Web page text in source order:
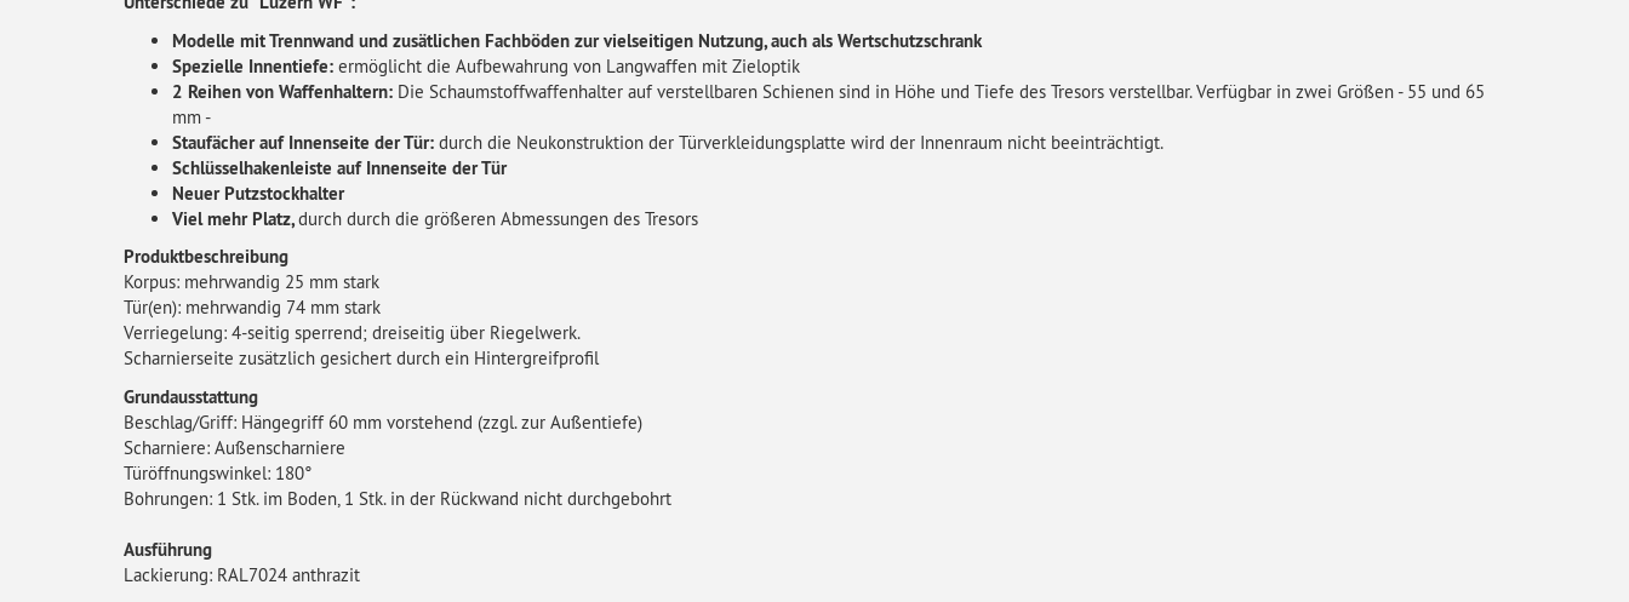
Modelle mit Trennwand und zusätlichen Fachböden zur vielseitigen Nutzung, auch als Wertschutzschrank
Spezielle Innentiefe: ermöglicht die Aufbewahrung von Langwaffen mit Zieloptik
2 Reihen von Waffenhaltern: Die Schaumstoffwaffenhalter auf verstellbaren Schienen sind in Höhe und Tiefe des Tresors verstellbar. Verfügbar in zwei Größen - 55 und 65
mm -
Staufächer auf Innenseite der Tür: durch die Neukonstruktion der Türverkleidungsplatte wird der Innenraum nicht beeinträchtigt.
Schlüsselhakenleiste auf Innenseite der Tür
Neuer Putzstockhalter
Viel mehr Platz,durch durch die größeren Abmessungen des Tresors
Produktbeschreibung
Korpus: mehrwandig 25 mm stark
Tür(en): mehrwandig 74 mm stark
Verriegelung: 4-seitig sperrend; dreiseitig über Riegelwerk.
Scharnierseite zusätzlich gesichert durch ein Hintergreifprofil
Grundausstattung
Beschlag/Griff: Hängegriff 60 mm vorstehend (zzgl. zur Außentiefe)
Scharniere: Außenscharniere
Türöffnungswinkel: 180°
Bohrungen: 1 Stk. im Boden, 1 Stk. in der Rückwand nicht durchgebohrt
Ausführung
Lackierung: RAL7024 anthrazit